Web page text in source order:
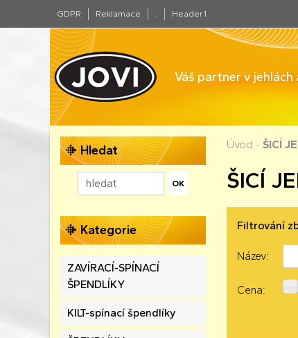
GDPR Reklamace . Header1
Váš partner v
Hledat
Kategorie
ZAVÍRACÍ-SPÍNACÍ
ŠPENDLÍKY
KILT-spínací špendlíky
Úvod - ŠICÍ
ŠICÍ
Filtrování
Název:
Cena: